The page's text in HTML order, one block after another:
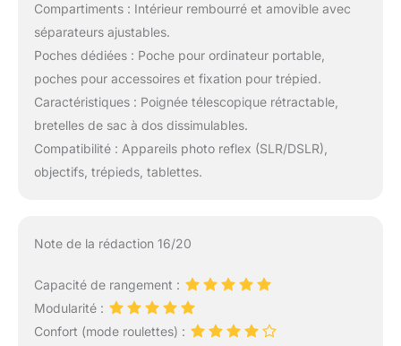
Compartiments : Intérieur rembourré et amovible avec
séparateurs ajustables.
Poches dédiées : Poche pour ordinateur portable,
poches pour accessoires et fixation pour trépied.
Caractéristiques : Poignée télescopique rétractable,
bretelles de sac à dos dissimulables.
Compatibilité : Appareils photo reflex (SLR/DSLR),
objectifs, trépieds, tablettes.
Note de la rédaction 16/20
Capacité de rangement :
Modularité :
Confort (mode roulettes) :